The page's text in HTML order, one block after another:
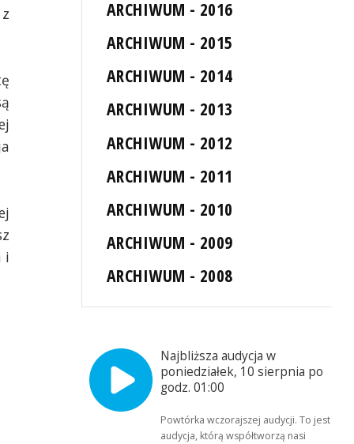
i
ARCHIWUM - 2016
ARCHIWUM - 2015
ARCHIWUM - 2014
ARCHIWUM - 2013
ARCHIWUM - 2012
ARCHIWUM - 2011
ARCHIWUM - 2010
ARCHIWUM - 2009
ARCHIWUM - 2008
Najbliższa audycja w
poniedziałek, 10 sierpnia po
godz. 01:00
Powtórka wczorajszej audycji. To jest
audycja, którą współtworzą nasi